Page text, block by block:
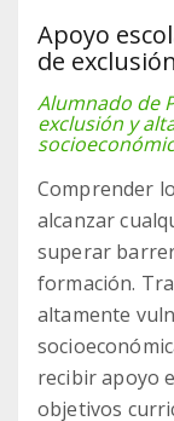
Apoyo
de
Alumnado de
exclusión y
Comprender
alcanzar
superar
formación.
altamente
recibir apoyo
objetivos